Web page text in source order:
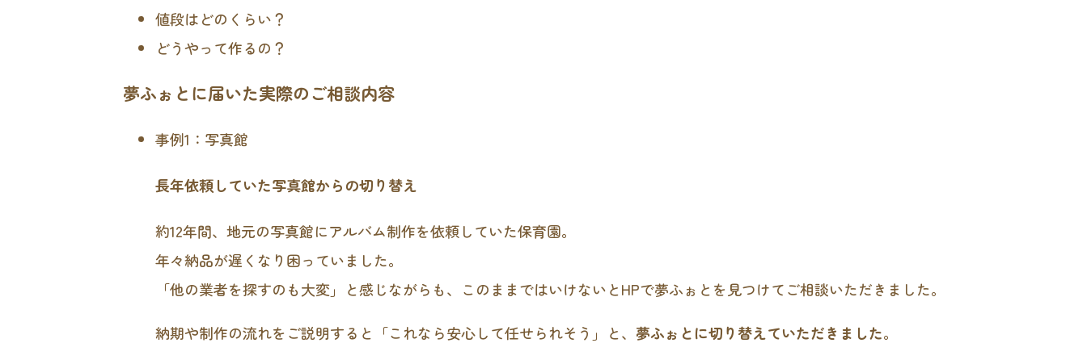
値段はどのくらい？
どうやって作るの？
夢ふぉとに届いた実際のご相談内容
事例1：写真館
長年依頼していた写真館からの切り替え
約12年間、地元の写真館にアルバム制作を依頼していた保育園。
年々納品が遅くなり困っていました。
「他の業者を探すのも大変」と感じながらも、このままではいけないとHPで夢ふぉとを見つけてご相談いただきました。
納期や制作の流れをご説明すると「これなら安心して任せられそう」と、 夢ふぉとに切り替えていただきました。